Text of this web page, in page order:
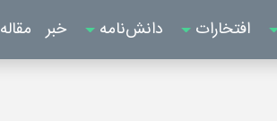
افتخارات دانش‌نامه خبر مقاله